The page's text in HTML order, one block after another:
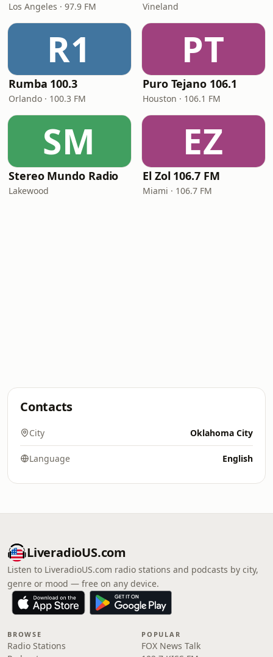
Los Angeles · 97.9 FM Vineland
R1
Rumba 100.3
Orlando · 100.3 FM
PT
Puro Tejano 106.1
Houston · 106.1 FM
SM
Stereo Mundo Radio
Lakewood
EZ
El Zol 106.7 FM
Miami · 106.7 FM
Contacts
City Oklahoma City
Language English
LiveradioUS.com
Listen to LiveradioUS.com radio stations and podcasts by city,
genre or mood — free on any device.
BROWSE
Radio Stations
POPULAR
FOX News Talk